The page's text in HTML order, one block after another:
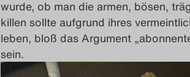
wurde, ob man die armen, bösen,
killen sollte aufgrund ihres
leben, bloß das Argument
sein.